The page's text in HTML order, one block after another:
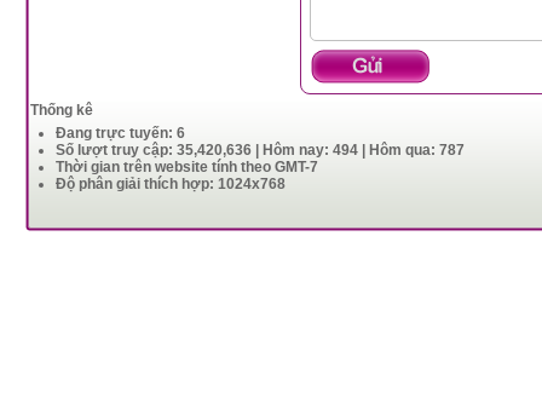
Thống kê
Đang trực tuyến: 6
Số lượt truy cập: 35,420,636 | Hôm nay: 494 | Hôm qua: 787
Thời gian trên website tính theo GMT-7
Độ phân giải thích hợp: 1024x768